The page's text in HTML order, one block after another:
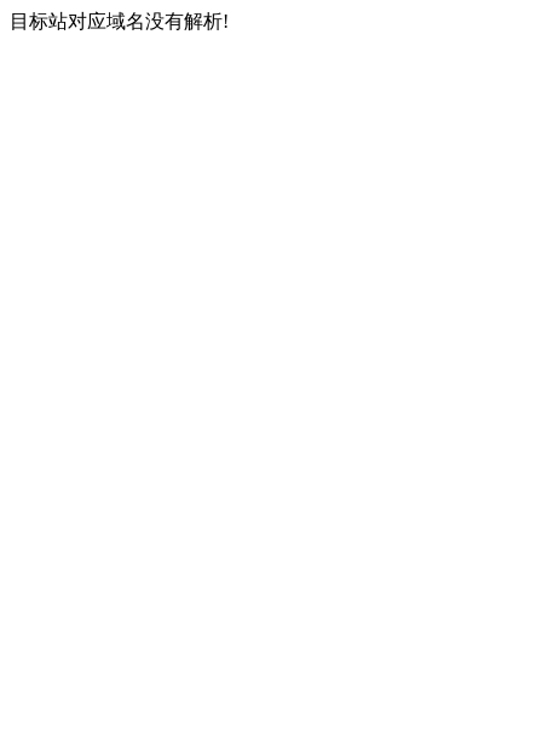
目标站对应域名没有解析!